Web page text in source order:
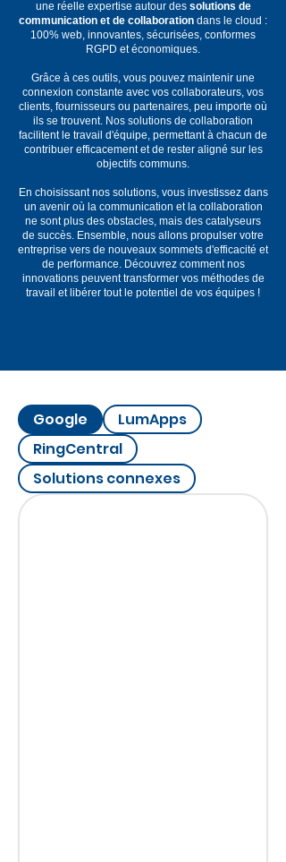
une réelle expertise autour des solutions de
communication et de collaboration dans le cloud :
100% web, innovantes, sécurisées, conformes
RGPD et économiques.
Grâce à ces outils, vous pouvez maintenir une
connexion constante avec vos collaborateurs, vos
clients, fournisseurs ou partenaires, peu importe où
ils se trouvent. Nos solutions de collaboration
facilitent le travail d'équipe, permettant à chacun de
contribuer efficacement et de rester aligné sur les
objectifs communs.
En choisissant nos solutions, vous investissez dans
un avenir où la communication et la collaboration
ne sont plus des obstacles, mais des catalyseurs
de succès. Ensemble, nous allons propulser votre
entreprise vers de nouveaux sommets d'efficacité et
de performance. Découvrez comment nos
innovations peuvent transformer vos méthodes de
travail et libérer tout le potentiel de vos équipes !
Google
LumApps
RingCentral
Solutions connexes